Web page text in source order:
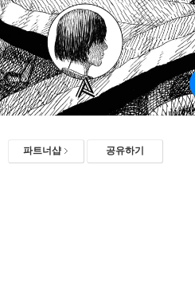
파트너샵 공유하기